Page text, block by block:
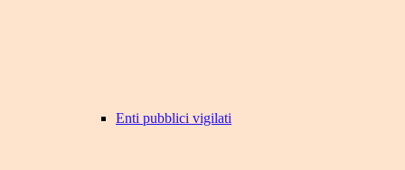
Enti pubblici vigilati